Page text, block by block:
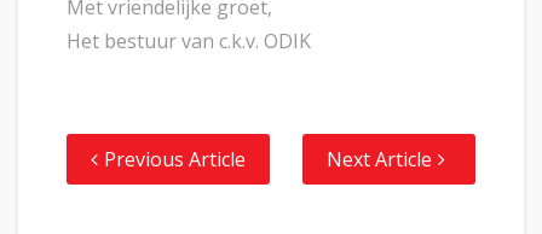
Met vriendelijke groet,
Het bestuur van c.k.v. ODIK
Previous Article Next Article